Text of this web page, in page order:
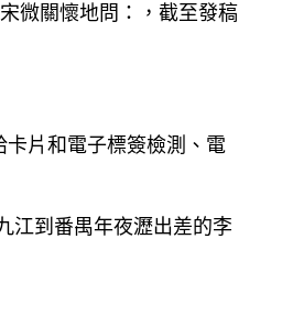
微關懷地問：，截至發稿
片和電子標簽檢測、電
江到番禺年夜瀝出差的李